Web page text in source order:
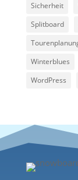
Sicherheit
Splitboard
Winterblues
WordPress